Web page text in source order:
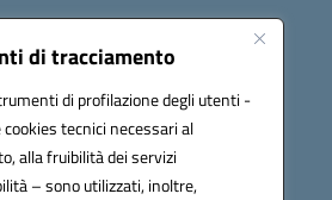
di tracciamento
di profilazione degli utenti -
tecnici necessari al
alla fruibilità dei servizi
– sono utilizzati, inoltre,